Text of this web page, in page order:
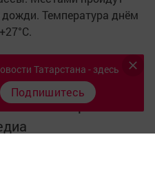
Температура днём
и интересным в
Татарстана - здесь
Подпишитесь